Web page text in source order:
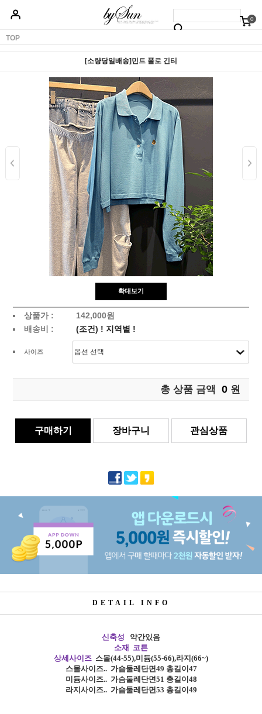
0
베스트50
TOP
[소량당일배송]민트 폴로 긴티
확대보기
상품가 :
142,000원
배송비 :
(조건) ! 지역별 !
사이즈
총 상품 금액 0 원
구매하기 장바구니 관심상품
DETAIL INFO
신축성
약간있음
소재 코튼
상세사이즈 스몰(44-55),미듐(55-66),라지 (66~)
스몰사이즈.. 가슴둘레단면49 총길이47
미듐사이즈.. 가슴둘레단면51 총길이48
라지사이즈.. 가슴둘레단면53 총길이49